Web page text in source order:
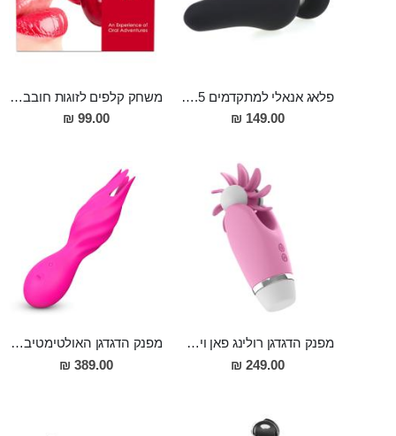
פלאג אנאלי למתקדמים 4.5 סמ רוחב 12 סמ אורך מסיליקון רפואי Paris
149.00 ₪
משחק קלפים לזוגות חובבי מין אוראלי
99.00 ₪
מפנק הדגדגן רולינג פאן ויברטור בעל 12 מצבי רטט מסיליקון Nakoa
249.00 ₪
מפנק הדגדגן האולטימטיבי דו מנועי גם לעינוג אוראלי וגם עם רטט חזק במיוחד Mete
389.00 ₪